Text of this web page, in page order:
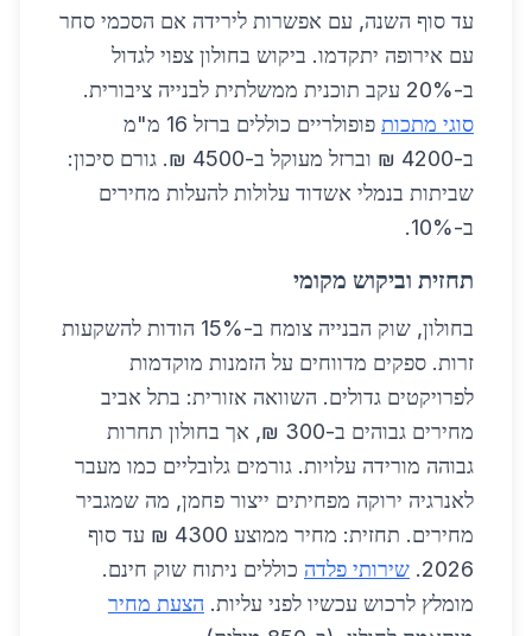
עד סוף השנה, עם אפשרות לירידה אם הסכמי סחר
עם אירופה יתקדמו. ביקוש בחולון צפוי לגדול
ב-20% עקב תוכנית ממשלתית לבנייה ציבורית.
סוגי מתכות
פופולריים כוללים ברזל 16 מ"מ
ב-4200 ₪ וברזל מעוקל ב-4500 ₪. גורם סיכון:
שביתות בנמלי אשדוד עלולות להעלות מחירים
ב-10%.
תחזית וביקוש מקומי
בחולון, שוק הבנייה צומח ב-15% הודות להשקעות
זרות. ספקים מדווחים על הזמנות מוקדמות
לפרויקטים גדולים. השוואה אזורית: בתל אביב
מחירים גבוהים ב-300 ₪, אך בחולון תחרות
גבוהה מורידה עלויות. גורמים גלובליים כמו מעבר
לאנרגיה ירוקה מפחיתים ייצור פחמן, מה שמגביר
מחירים. תחזית: מחיר ממוצע 4300 ₪ עד סוף
2026. שירותי פלדה כוללים ניתוח שוק חינם.
מומלץ לרכוש עכשיו לפני עליות. הצעת מחיר